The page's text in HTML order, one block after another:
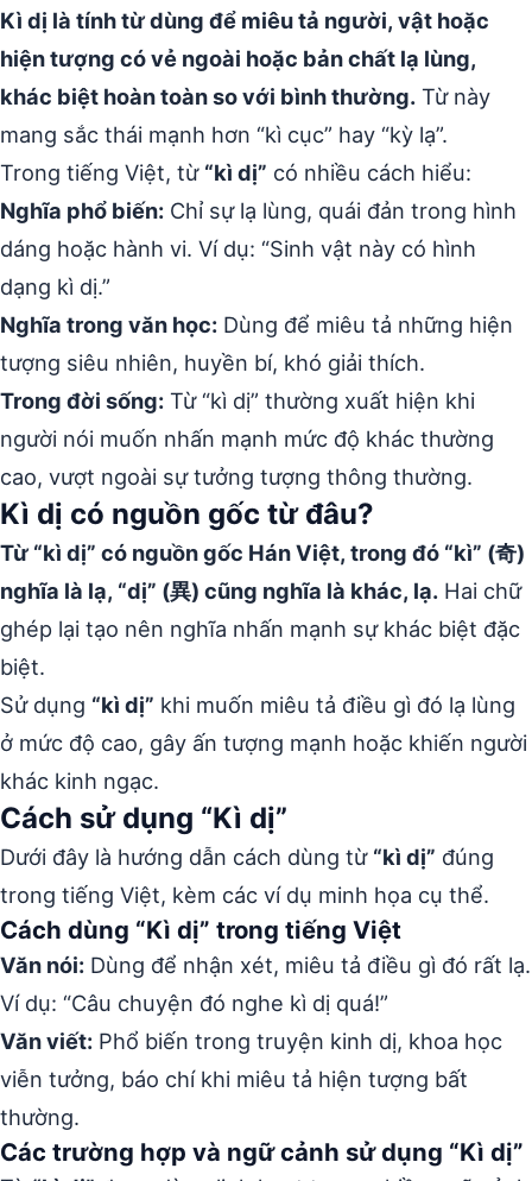
Kì dị là tính từ dùng để miêu tả người, vật hoặc
hiện tượng có vẻ ngoài hoặc bản chất lạ lùng,
khác biệt hoàn toàn so với bình thường. Từ này
mang sắc thái mạnh hơn “kì cục” hay “kỳ lạ”.
Trong tiếng Việt, từ “kì dị” có nhiều cách hiểu:
Nghĩa phổ biến: Chỉ sự lạ lùng, quái đản trong hình
dáng hoặc hành vi. Ví dụ: “Sinh vật này có hình
dạng kì dị.”
Nghĩa trong văn học: Dùng để miêu tả những hiện
tượng siêu nhiên, huyền bí, khó giải thích.
Trong đời sống: Từ “kì dị” thường xuất hiện khi
người nói muốn nhấn mạnh mức độ khác thường
cao, vượt ngoài sự tưởng tượng thông thường.
Kì dị có nguồn gốc từ đâu?
Từ “kì dị” có nguồn gốc Hán Việt, trong đó “kì” (奇)
nghĩa là lạ, “dị” (異) cũng nghĩa là khác, lạ. Hai chữ
ghép lại tạo nên nghĩa nhấn mạnh sự khác biệt đặc
biệt.
Sử dụng “kì dị” khi muốn miêu tả điều gì đó lạ lùng
ở mức độ cao, gây ấn tượng mạnh hoặc khiến người
khác kinh ngạc.
Cách sử dụng “Kì dị”
Dưới đây là hướng dẫn cách dùng từ “kì dị” đúng
trong tiếng Việt, kèm các ví dụ minh họa cụ thể.
Cách dùng “Kì dị” trong tiếng Việt
Văn nói: Dùng để nhận xét, miêu tả điều gì đó rất lạ.
Ví dụ: “Câu chuyện đó nghe kì dị quá!”
Văn viết: Phổ biến trong truyện kinh dị, khoa học
viễn tưởng, báo chí khi miêu tả hiện tượng bất
thường.
Các trường hợp và ngữ cảnh sử dụng “Kì dị”